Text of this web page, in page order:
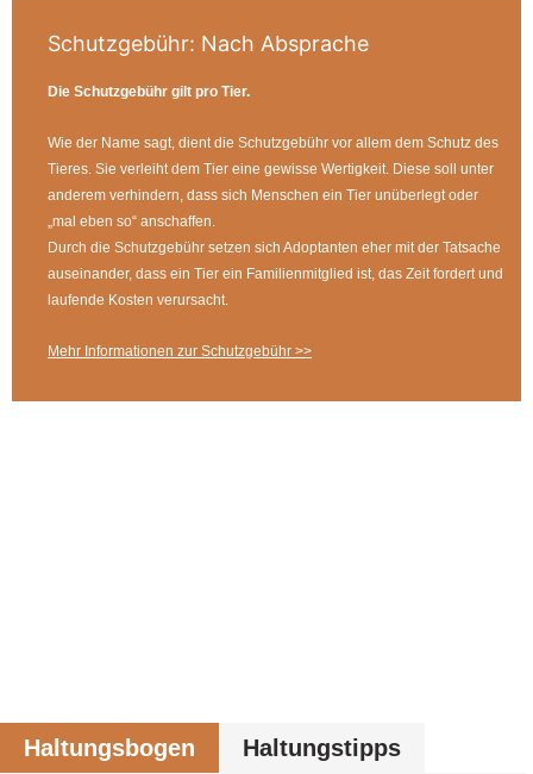
Schutzgebühr: Nach Absprache
Die Schutzgebühr gilt pro Tier.
Wie der Name sagt, dient die Schutzgebühr vor allem dem Schutz des
Tieres. Sie verleiht dem Tier eine gewisse Wertigkeit. Diese soll unter
anderem verhindern, dass sich Menschen ein Tier unüberlegt oder
„mal eben so“ anschaffen.
Durch die Schutzgebühr setzen sich Adoptanten eher mit der Tatsache
auseinander, dass ein Tier ein Familienmitglied ist, das Zeit fordert und
laufende Kosten verursacht.
Mehr Informationen zur Schutzgebühr >>
Haltungsbogen
Haltungstipps